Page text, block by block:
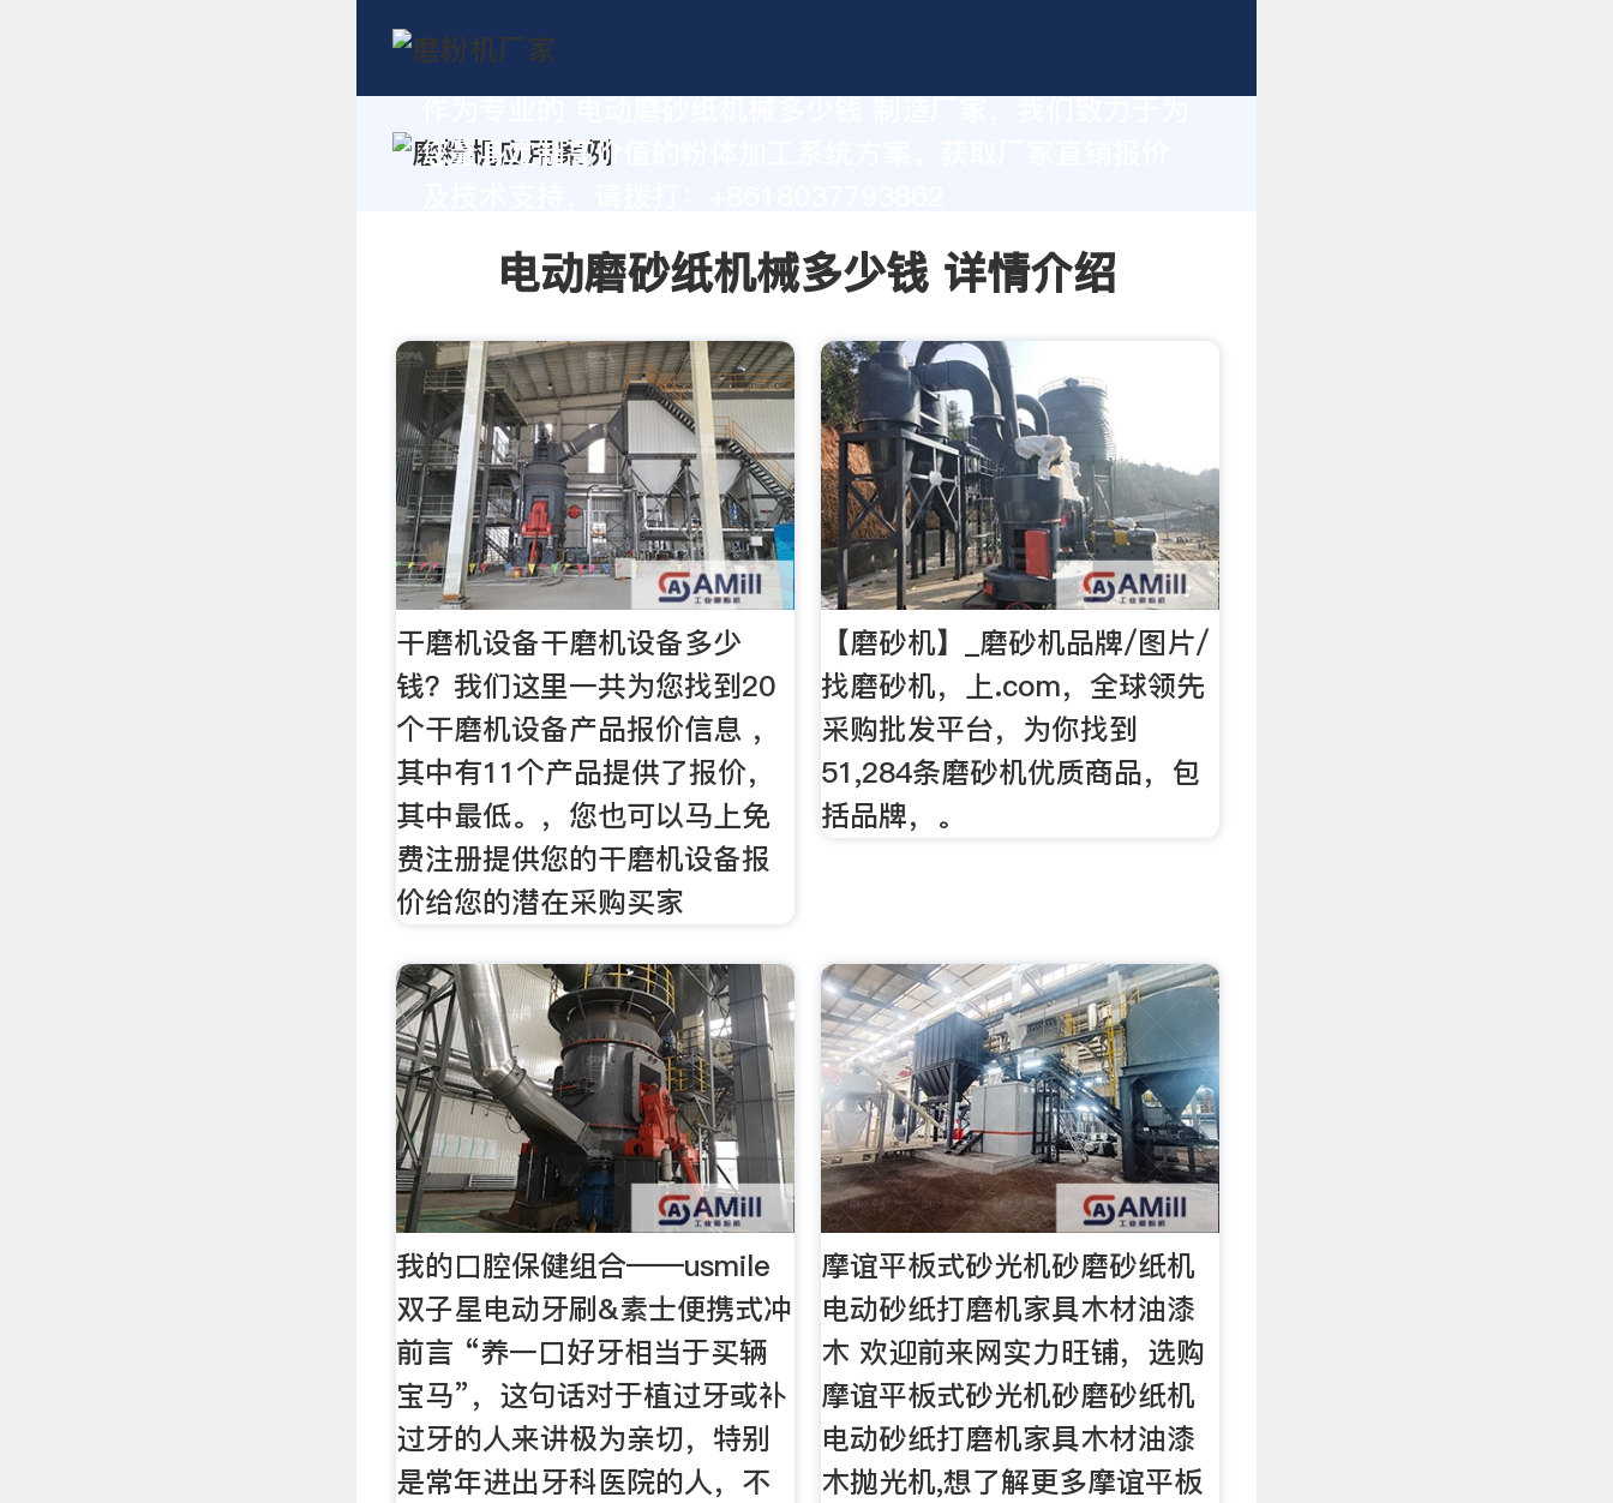
您量身定制高价值的粉体加工系统方案。获取厂家直销报价
电动磨砂纸机械多少钱 详情介绍
干磨机设备干磨机设备多少
钱？我们这里一共为您找到20
个干磨机设备产品报价信息 ，
其中有11个产品提供了报价，
其中最低。，您也可以马上免
费注册提供您的干磨机设备报
价给您的潜在采购买家
【磨砂机】_磨砂机品牌/图片/
找磨砂机，上.com，全球领先
采购批发平台，为你找到
51,284条磨砂机优质商品，包
括品牌，。
我的口腔保健组合——usmile
双子星电动牙刷&素士便携式冲
前言 “养一口好牙相当于买辆
宝马”，这句话对于植过牙或补
过牙的人来讲极为亲切，特别
是常年进出牙科医院的人，不
摩谊平板式砂光机砂磨砂纸机
电动砂纸打磨机家具木材油漆
木 欢迎前来网实力旺铺，选购
摩谊平板式砂光机砂磨砂纸机
电动砂纸打磨机家具木材油漆
木抛光机,想了解更多摩谊平板